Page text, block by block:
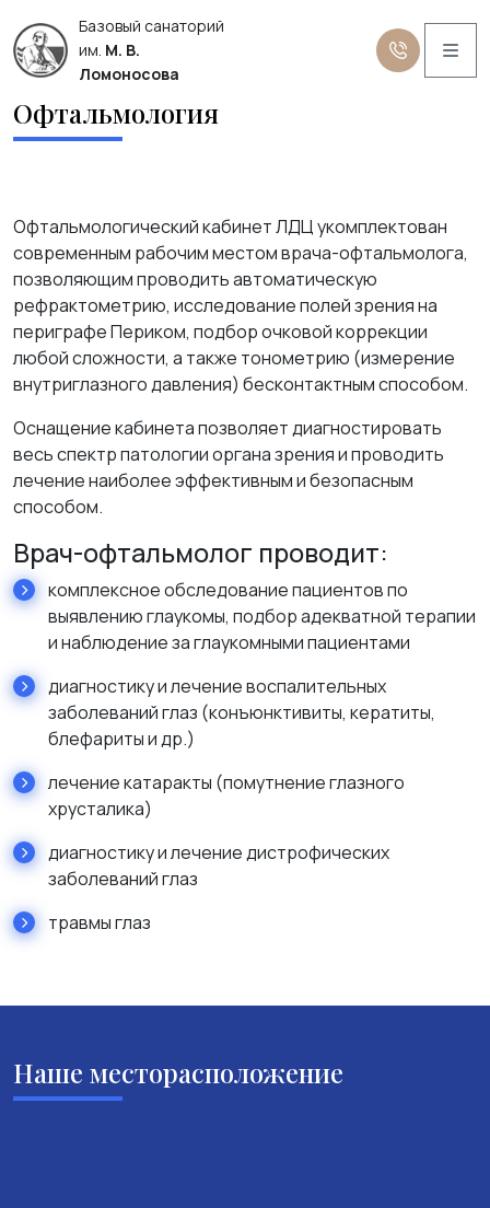
Базовый санаторий
им. М. В.
Ломоносова
Офтальмология
Офтальмологический кабинет ЛДЦ укомплектован
современным рабочим местом врача-офтальмолога,
позволяющим проводить автоматическую
рефрактометрию, исследование полей зрения на
периграфе Периком, подбор очковой коррекции
любой сложности, а также тонометрию (измерение
внутриглазного давления) бесконтактным способом.
Оснащение кабинета позволяет диагностировать
весь спектр патологии органа зрения и проводить
лечение наиболее эффективным и безопасным
способом.
Врач-офтальмолог проводит:
комплексное обследование пациентов по
выявлению глаукомы, подбор адекватной терапии
и наблюдение за глаукомными пациентами
диагностику и лечение воспалительных
заболеваний глаз (конъюнктивиты, кератиты,
блефариты и др.)
лечение катаракты (помутнение глазного
хрусталика)
диагностику и лечение дистрофических
заболеваний глаз
травмы глаз
Наше месторасположение